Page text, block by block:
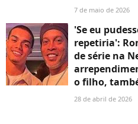
7 de maio de 2026
'Se eu
repetiria':
de série na
o filho,
28 de abril de 2026